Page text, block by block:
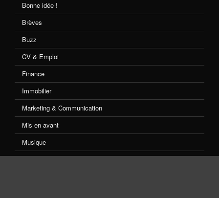
Bonne idée !
Brèves
Buzz
CV & Emploi
Finance
Immobilier
Marketing & Communication
Mis en avant
Musique